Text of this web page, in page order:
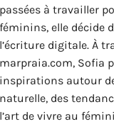
passées à travailler
féminins, elle décide
l’écriture digitale. À
marpraia.com, Sofia
inspirations autour
naturelle, des
l’art de vivre au